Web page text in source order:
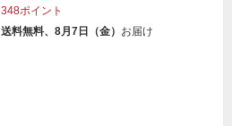
348ポイント
送料無料、8月7日（金） お届け